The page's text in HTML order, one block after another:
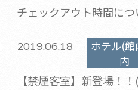
チェックアウト時間に
2019.06.18
ホテル(館
内
【禁煙客室】新登場！